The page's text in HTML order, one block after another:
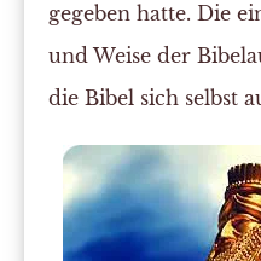
gegeben hatte. Die
und Weise der
die Bibel sich selbst